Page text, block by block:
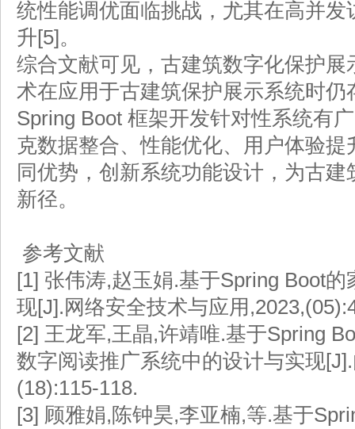
统性能调优面临挑战，尤其在高并
升[5]。
综合文献可见，古建筑数字化保护
术在应用于古建筑保护展示系统时仍
Spring Boot 框架开发针对性系统有
克数据整合、性能优化、用户体验
同优势，创新系统功能设计，为古
新径。
参考文献
[1] 张伟涛,赵玉娟.基于Spring Boot
现[J].网络安全技术与应用
[2] 王龙军,王晶,许靖唯.基于Spring
数字阅读推广系统中的设计与实现
(18):115-118.
[3] 顾雅娟,陈钟昊,李亚楠,等.基于